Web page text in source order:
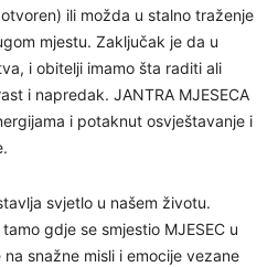
ili možda u stalno traženje
mjestu. Zaključak je da u
i obitelji imamo šta raditi ali
i napredak. JANTRA MJESECA
i potaknut osvještavanje i
svjetlo u našem životu.
gdje se smjestio MJESEC u
snažne misli i emocije vezane